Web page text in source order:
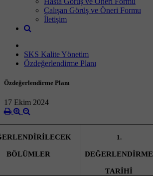
Çalışan Görüş ve Öneri Formu
İletişim
SKS Kalite Yönetim
Özdeğerlendirme Planı
Özdeğerlendirme Planı
17 Ekim 2024
BÖLÜMLER
1.
DEĞERLENDİRME
TARİHİ